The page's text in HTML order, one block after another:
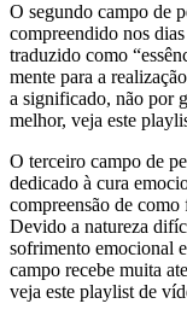
O segundo campo de
compreendido nos
traduzido como
mente para a
a significado, não por
melhor, veja este
O terceiro campo de
dedicado à cura
compreensão de
Devido a natureza
sofrimento emocional
campo recebe muita
veja este playlist de